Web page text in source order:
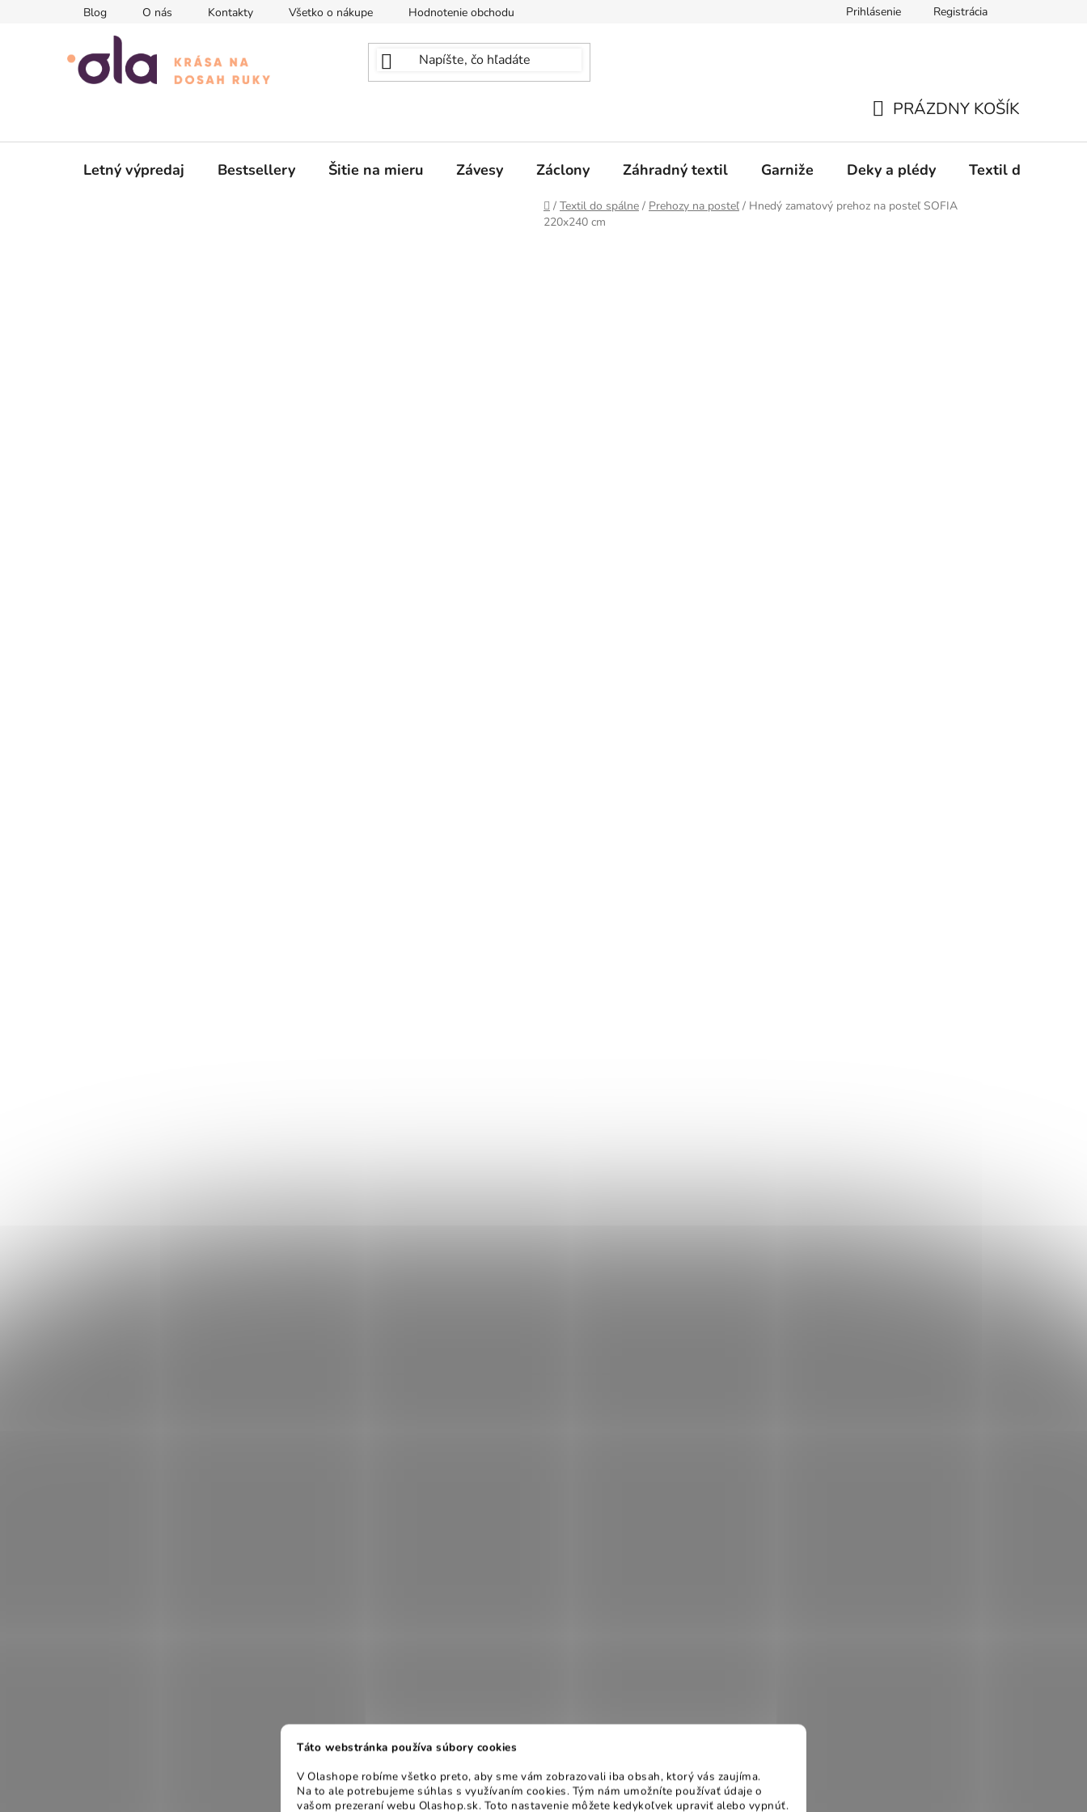
Táto webstránka používa súbory cookies
V Olashope robíme všetko preto, aby sme vám zobrazovali iba obsah, ktorý vás zaujíma.
Na to ale potrebujeme súhlas s využívaním cookies. Tým nám umožníte používať údaje o
vašom prezeraní webu Olashop.sk. Toto nastavenie môžete kedykoľvek upraviť alebo vypnúť.
Blog O nás Kontakty Všetko o nákupe Hodnotenie obchodu Prihlásenie Registrácia
KOŠÍK
PRÁZDNY KOŠÍK
Letný výpredaj Bestsellery Šitie na mieru Závesy Záclony Záhradný textil Garniže Deky a plédy Textil do spálne
Domov
/ Textil do spálne / Prehozy na posteľ / Hnedý zamatový prehoz na posteľ SOFIA
220x240 cm